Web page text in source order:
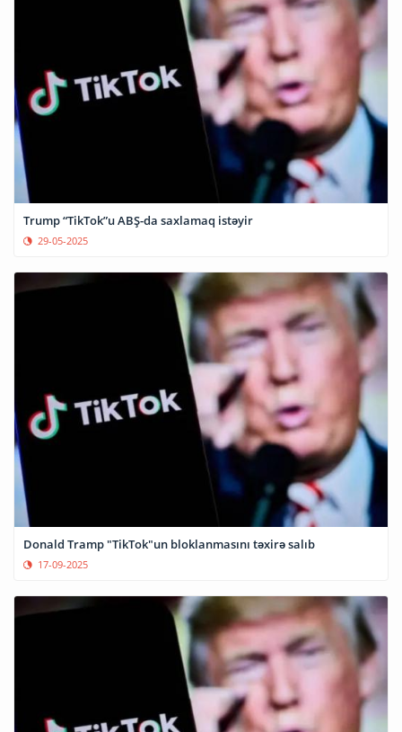
Trump “TikTok”u ABŞ-da saxlamaq istəyir
29-05-2025
Donald Tramp "TikTok"un bloklanmasını təxirə salıb
17-09-2025